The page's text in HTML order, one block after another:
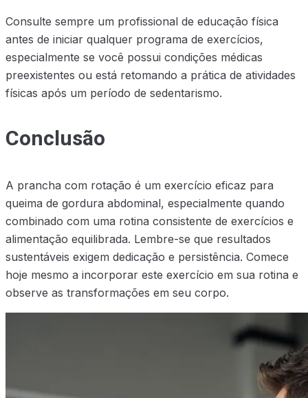
Consulte sempre um profissional de educação física
antes de iniciar qualquer programa de exercícios,
especialmente se você possui condições médicas
preexistentes ou está retomando a prática de atividades
físicas após um período de sedentarismo.
Conclusão
A prancha com rotação é um exercício eficaz para
queima de gordura abdominal, especialmente quando
combinado com uma rotina consistente de exercícios e
alimentação equilibrada. Lembre-se que resultados
sustentáveis exigem dedicação e persistência. Comece
hoje mesmo a incorporar este exercício em sua rotina e
observe as transformações em seu corpo.